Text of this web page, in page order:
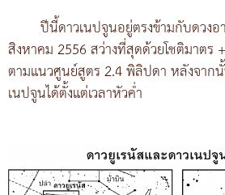
ปีนี้ดาวเนปจูนอยู่ตรงข้ามกับดวง
สิงหาคม 2556 สว่างที่สุดด้วยโชติมาตร
ตามแนวศูนย์สูตร 2.4 พิลิปดา หลังจากนั้
เนปจูนได้ตั้งแต่เวลาหัวค่ำ